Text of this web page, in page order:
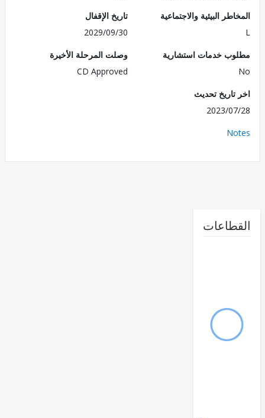
البيئية والاجتماعية
تاريخ الإقفال
2029/09/30
خدمات استشارية
وصلت المرحلة الأخيرة
CD Approved
تحديث
2023/